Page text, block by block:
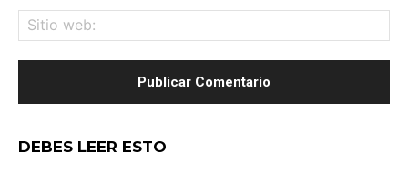
DEBES LEER ESTO